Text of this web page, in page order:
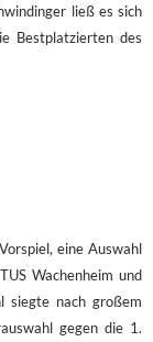
ließ es sich
Bestplatzierten des
eine Auswahl
Wachenheim und
siegte nach großem
gegen die 1.